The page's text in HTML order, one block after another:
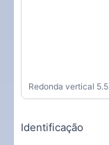
Redonda vertical 5.5
Identificação